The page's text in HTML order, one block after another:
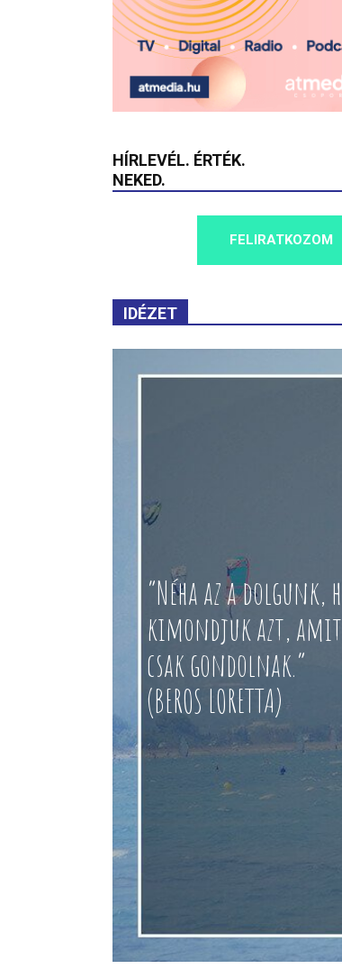
HÍRLEVÉL. ÉRTÉK.
NEKED.
FELIRATKOZOM
IDÉZET
“Néha az a dolgunk,
kimondjuk azt,
csak gondolnak.”
(BEROS LORETTA)